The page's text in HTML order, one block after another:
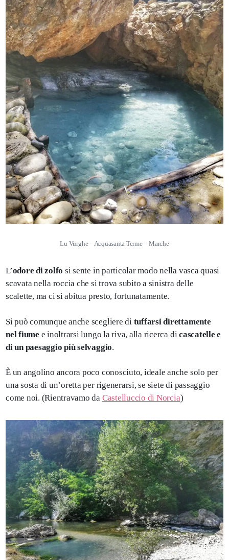
Lu Vurghe – Acquasanta Terme – Marche
L’odore di zolfo si sente in particolar modo nella vasca quasi
scavata nella roccia che si trova subito a sinistra delle
scalette, ma ci si abitua presto, fortunatamente.
Si può comunque anche scegliere di tuffarsi direttamente
nel fiume e inoltrarsi lungo la riva, alla ricerca dicascatelle e
di un paesaggio più selvaggio.
È un angolino ancora poco conosciuto, ideale anche solo per
una sosta di un’oretta per rigenerarsi, se siete di passaggio
come noi. (Rientravamo da Castelluccio di Norcia)